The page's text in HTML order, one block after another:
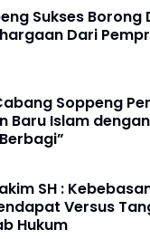
Sukses Borong
Dari
Soppeng
Baru Islam
SH :
Versus
Hukum